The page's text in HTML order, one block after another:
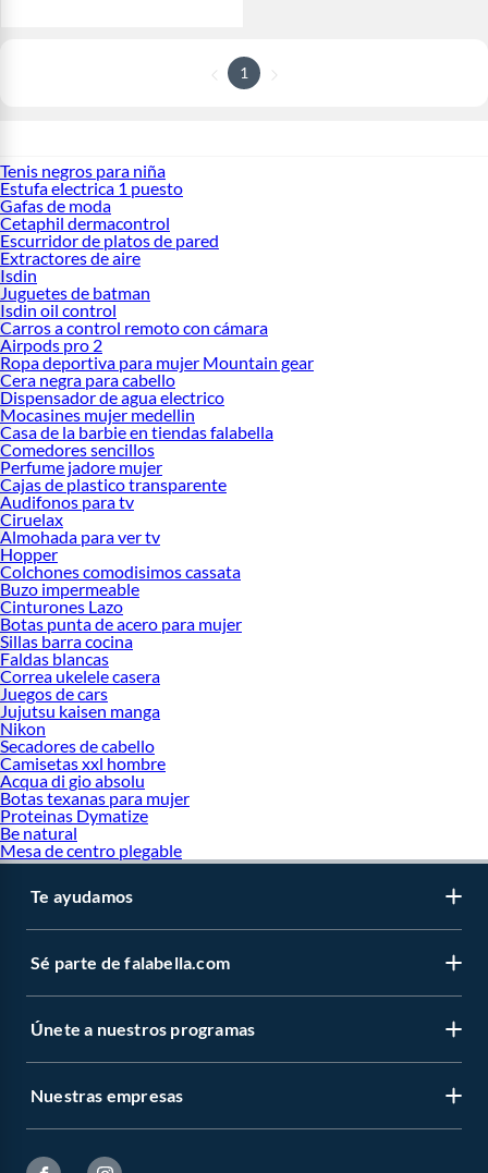
1
Tenis negros para niña
Estufa electrica 1 puesto
Gafas de moda
Cetaphil dermacontrol
Escurridor de platos de pared
Extractores de aire
Isdin
Juguetes de batman
Isdin oil control
Carros a control remoto con cámara
Airpods pro 2
Ropa deportiva para mujer Mountain gear
Cera negra para cabello
Dispensador de agua electrico
Mocasines mujer medellin
Casa de la barbie en tiendas falabella
Comedores sencillos
Perfume jadore mujer
Cajas de plastico transparente
Audifonos para tv
Ciruelax
Almohada para ver tv
Hopper
Colchones comodisimos cassata
Buzo impermeable
Cinturones Lazo
Botas punta de acero para mujer
Sillas barra cocina
Faldas blancas
Correa ukelele casera
Juegos de cars
Jujutsu kaisen manga
Nikon
Secadores de cabello
Camisetas xxl hombre
Acqua di gio absolu
Botas texanas para mujer
Proteinas Dymatize
Be natural
Mesa de centro plegable
Te ayudamos
Sé parte de falabella.com
Únete a nuestros programas
Nuestras empresas